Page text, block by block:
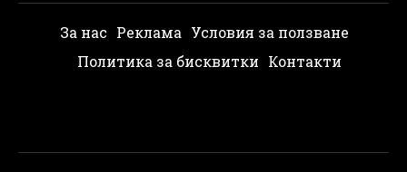
За нас Реклама Условия за ползване
Политика за бисквитки Контакти